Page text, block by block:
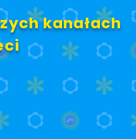
kanałach